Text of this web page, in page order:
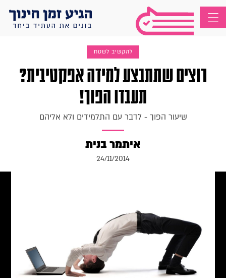
להקשיב לשטח
רוצים שתתבצע למידה אפקטיבית?
תעבדו הפוך!
שיעור הפוך - לדבר עם התלמידים ולא אליהם
איתמר בנית
24/11/2014